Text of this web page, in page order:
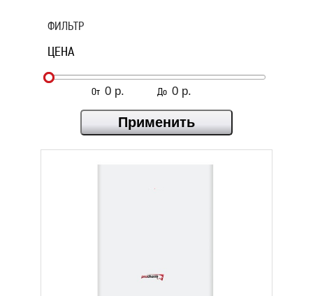
ФИЛЬТР
ЦЕНА
От До